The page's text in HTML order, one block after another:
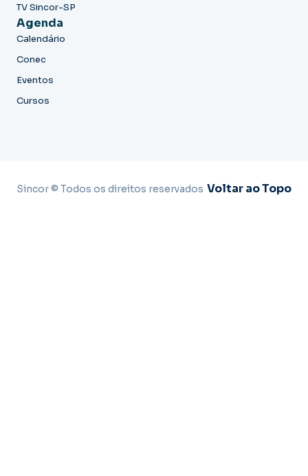
TV Sincor-SP
Agenda
Calendário
Conec
Eventos
Cursos
Sincor © Todos os direitos reservados Voltar ao Topo